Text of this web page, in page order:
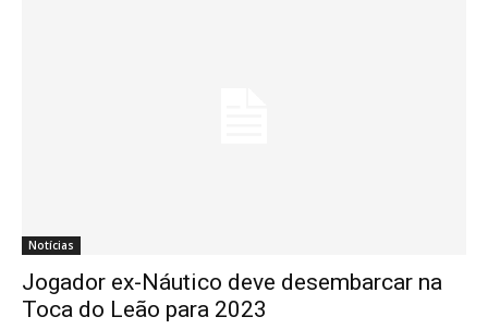
Notícias
Jogador ex-Náutico deve desembarcar na
Toca do Leão para 2023